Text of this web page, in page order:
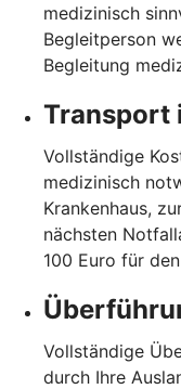
medizinisch
Begleitperson
Begleitung
Transport
Vollständige
medizinisch
Krankenhaus,
nächsten
100 Euro für
Vollständige
durch Ihre